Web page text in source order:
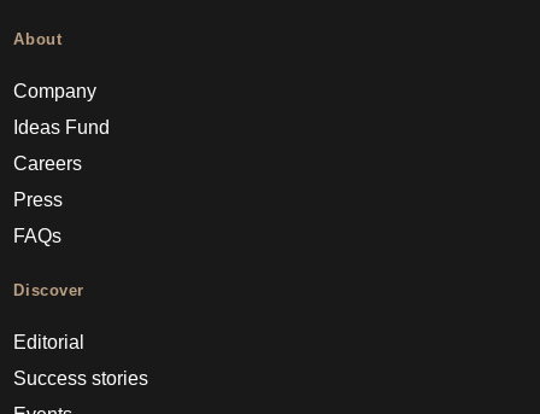
About
Company
Ideas Fund
Careers
Press
FAQs
Discover
Editorial
Success stories